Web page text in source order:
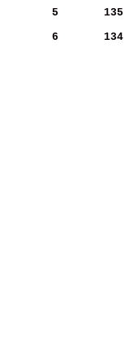
       5
      135
       6
      134